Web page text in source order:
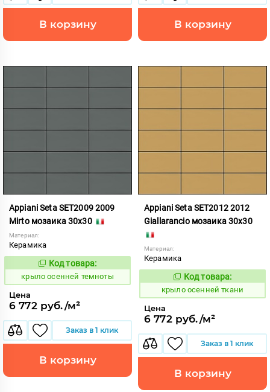
В корзину В корзину
Appiani Seta SET2009 2009
Mirto мозаика 30x30
Материал:
Керамика
836602
Код товара:
крыло осенней темноты
Цена
6 772 руб./м²
Заказ в 1 клик
В корзину
Appiani Seta SET2012 2012
Giallarancio мозаика 30x30
Материал:
Керамика
836605
Код товара:
крыло осенней ткани
Цена
6 772 руб./м²
Заказ в 1 клик
В корзину